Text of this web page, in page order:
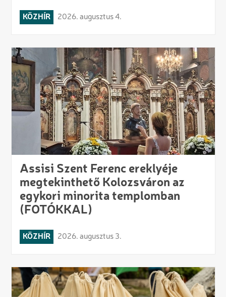
KÖZHÍR 2026. augusztus 4.
Assisi Szent Ferenc ereklyéje
megtekinthető Kolozsváron az
egykori minorita templomban
(FOTÓKKAL)
KÖZHÍR 2026. augusztus 3.